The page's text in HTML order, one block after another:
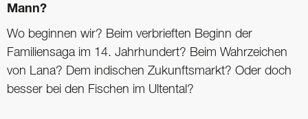
Mann?
Wo beginnen wir? Beim verbrieften Beginn der
Familiensaga im 14. Jahrhundert? Beim Wahrzeichen
von Lana? Dem indischen Zukunftsmarkt? Oder doch
besser bei den Fischen im Ultental?